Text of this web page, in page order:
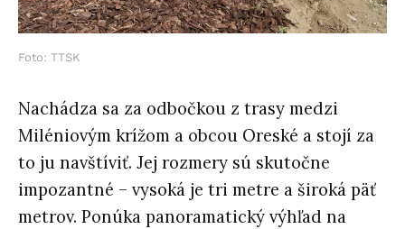
Foto: TTSK
Nachádza sa za odbočkou z trasy medzi
Miléniovým krížom a obcou Oreské a stojí za
to ju navštíviť. Jej rozmery sú skutočne
impozantné – vysoká je tri metre a široká päť
metrov. Ponúka panoramatický výhľad na